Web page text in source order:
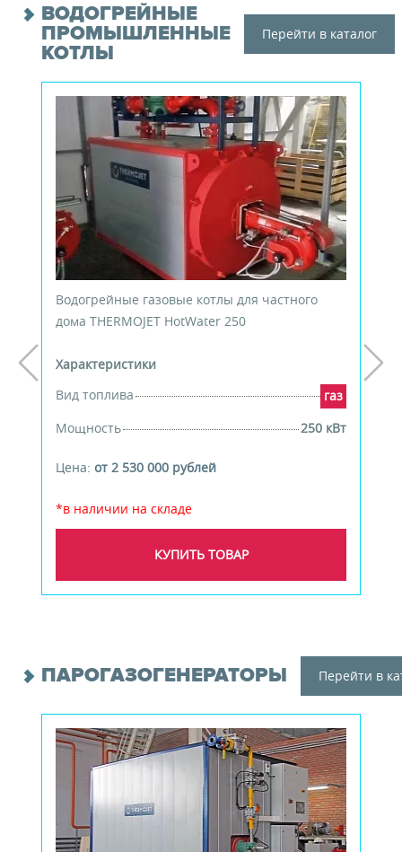
ВОДОГРЕЙНЫЕ
ПРОМЫШЛЕННЫЕ
КОТЛЫ
Перейти в каталог
Водогрейные газовые котлы для частного
дома THERMOJET HotWater 250
Характеристики
Вид топлива
газ
Мощность
250 кВт
Цена:от 2 530 000 рублей
*в наличии на складе
КУПИТЬ ТОВАР
ПАРОГАЗОГЕНЕРАТОРЫ Перейти в